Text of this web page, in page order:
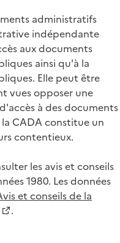
administratifs
indépendante
aux documents
ainsi qu'à la
Elle peut être
vues opposer une
à des documents
CADA constitue un
contentieux.
les avis et conseils
1980. Les données
et conseils de la
.